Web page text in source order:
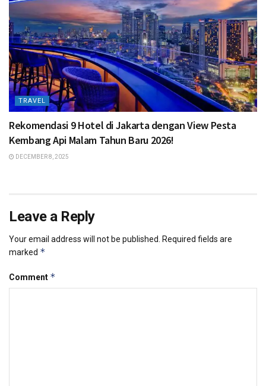
TRAVEL
Rekomendasi 9 Hotel di Jakarta dengan View Pesta
Kembang Api Malam Tahun Baru 2026!
DECEMBER 8, 2025
Leave a Reply
Your email address will not be published.
Required fields are
marked *
Comment *